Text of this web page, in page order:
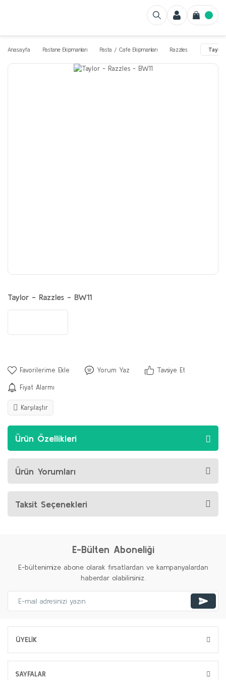
Anasayfa Pastane Ekipmanları Pasta / Cafe Ekipmanları Razzles
Taylor - Razzles - BW11
Yorum Yaz Tavsiye Et
Fiyat Alarmı
Karşılaştır
Ürün Özellikleri
Ürün Yorumları
Taksit Seçenekleri
E-Bülten Aboneliği
E-bültenimize abone olarak fırsatlardan ve kampanyalardan
haberdar olabilirsiniz.
ÜYELİK
SAYFALAR